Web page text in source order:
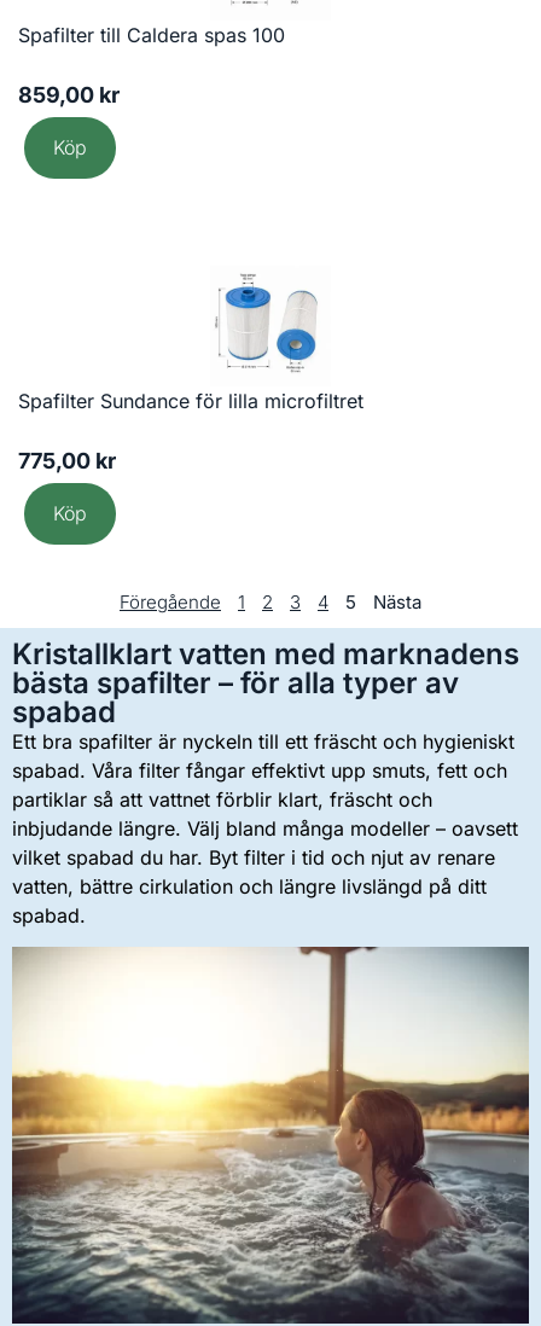
Spafilter till Caldera spas 100
859,00 kr
Köp
Spafilter Sundance för lilla microfiltret
775,00 kr
Köp
Föregående 1 2 3 4 5 Nästa
Kristallklart vatten med marknadens
bästa spafilter – för alla typer av
spabad
Ett bra spafilter är nyckeln till ett fräscht och hygieniskt
spabad. Våra filter fångar effektivt upp smuts, fett och
partiklar så att vattnet förblir klart, fräscht och
inbjudande längre. Välj bland många modeller – oavsett
vilket spabad du har. Byt filter i tid och njut av renare
vatten, bättre cirkulation och längre livslängd på ditt
spabad.